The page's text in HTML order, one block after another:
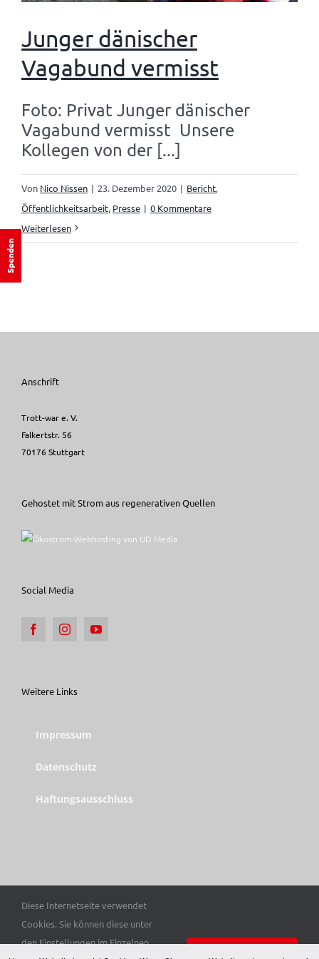
Junger dänischer
Vagabund vermisst
Foto: Privat Junger dänischer
Vagabund vermisst Unsere
Kollegen von der [...]
Von Nico Nissen | 23. Dezember 2020 | Bericht,
Öffentlichkeitsarbeit, Presse | 0 Kommentare
Weiterlesen
Anschrift
Trott-war e. V.
Falkertstr. 56
70176 Stuttgart
Spenden
Gehostet mit Strom aus regenerativen Quellen
Social Media
Weitere Links
Impressum
Datenschutz
Haftungsausschluss
© Copyright 2025 Trott-war e. V. | Alle Rechte vorbehalten.
Diese Internetseite verwendet
Cookies. Sie können diese unter
den Einstellungen im Einzelnen